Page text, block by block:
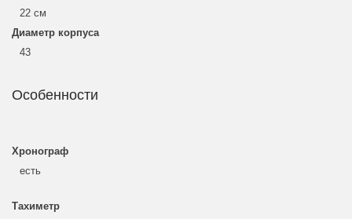
22 см
Диаметр корпуса
43
Особенности
Хронограф
есть
Тахиметр